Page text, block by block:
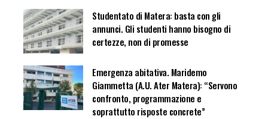
Studentato di Matera: basta con gli
annunci. Gli studenti hanno bisogno di
certezze, non di promesse
Emergenza abitativa. Maridemo
Giammetta (A.U. Ater Matera): “Servono
confronto, programmazione e
soprattutto risposte concrete”